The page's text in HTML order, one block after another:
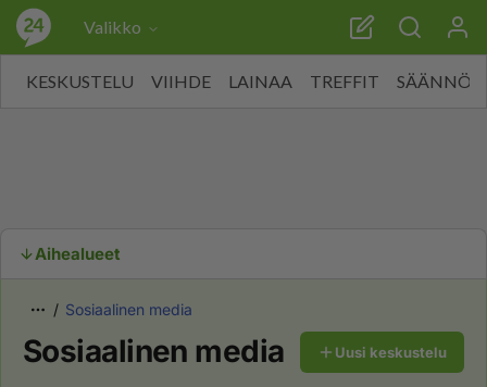
Valikko
KESKUSTELU VIIHDE LAINAA TREFFIT SÄÄNNÖT
Aihealueet
Sosiaalinen media
Sosiaalinen media Uusi keskustelu